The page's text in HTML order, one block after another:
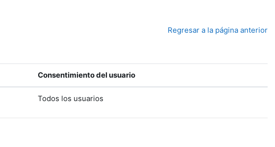
Regresar a la página anterior
Consentimiento del usuario
Todos los usuarios